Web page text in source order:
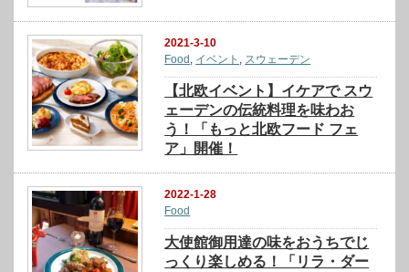
2021-3-10
Food , イベント , スウェーデン
【北欧イベント】イケアで スウ
ェーデンの伝統料理を味わお
う！「もっと北欧フード フェ
ア」開催！
2022-1-28
Food
大使館御用達の味をおうちでじ
っくり楽しめる！「リラ・ダー